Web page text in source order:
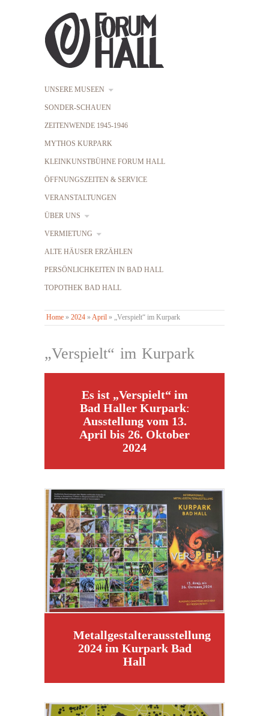
UNSERE MUSEEN
SONDER-SCHAUEN
ZEITENWENDE 1945-1946
MYTHOS KURPARK
KLEINKUNSTBÜHNE FORUM HALL
ÖFFNUNGSZEITEN & SERVICE
VERANSTALTUNGEN
ÜBER UNS
VERMIETUNG
ALTE HÄUSER ERZÄHLEN
PERSÖNLICHKEITEN IN BAD HALL
TOPOTHEK BAD HALL
Home » 2024 »April » „Verspielt“ im Kurpark
„Verspielt“ im Kurpark
Es ist „Verspielt“ im
Bad Haller Kurpark:
Ausstellung vom 13.
April bis 26. Oktober
2024
Metallgestalterausstellung
2024 im Kurpark Bad
Hall